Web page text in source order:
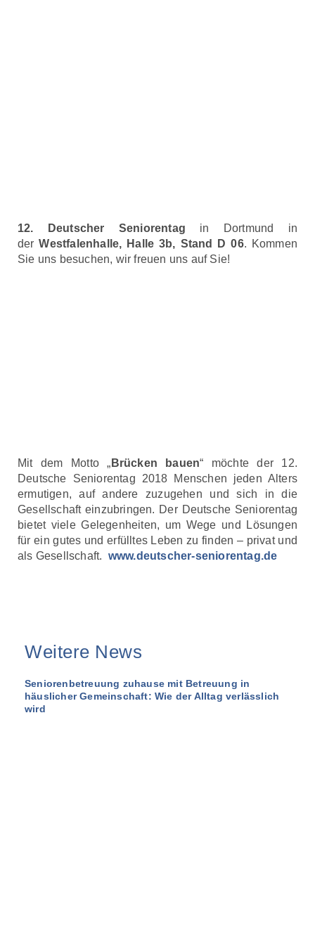
12. Deutscher Seniorentag in Dortmund in
derWestfalenhalle, Halle 3b, Stand D 06. Kommen
Sie uns besuchen, wir freuen uns auf Sie!
Mit dem Motto „ Brücken bauen“ möchte der 12.
Deutsche Seniorentag 2018 Menschen jeden Alters
ermutigen, auf andere zuzugehen und sich in die
Gesellschaft einzubringen. Der Deutsche Seniorentag
bietet viele Gelegenheiten, um Wege und Lösungen
für ein gutes und erfülltes Leben zu finden – privat und
als Gesellschaft. www.deutscher-seniorentag.de
Weitere News
Seniorenbetreuung zuhause mit Betreuung in
häuslicher Gemeinschaft: Wie der Alltag verlässlich
wird